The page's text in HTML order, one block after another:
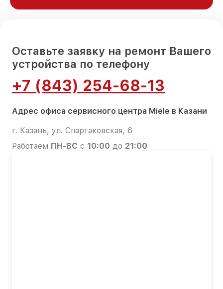
Оставьте заявку на ремонт Вашего
устройства по телефону
+7 (843) 254-68-13
Адрес офиса сервисного центра Miele в Казани
г. Казань, ул. Спартаковская, 6
Работаем ПН-ВС с 10:00 до 21:00